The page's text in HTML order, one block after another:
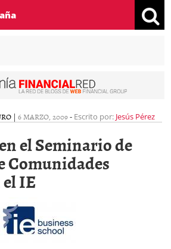
| 6 MARZO, 2009- Escrito por: Jesús Pérez
el Seminario de
Comunidades
IE